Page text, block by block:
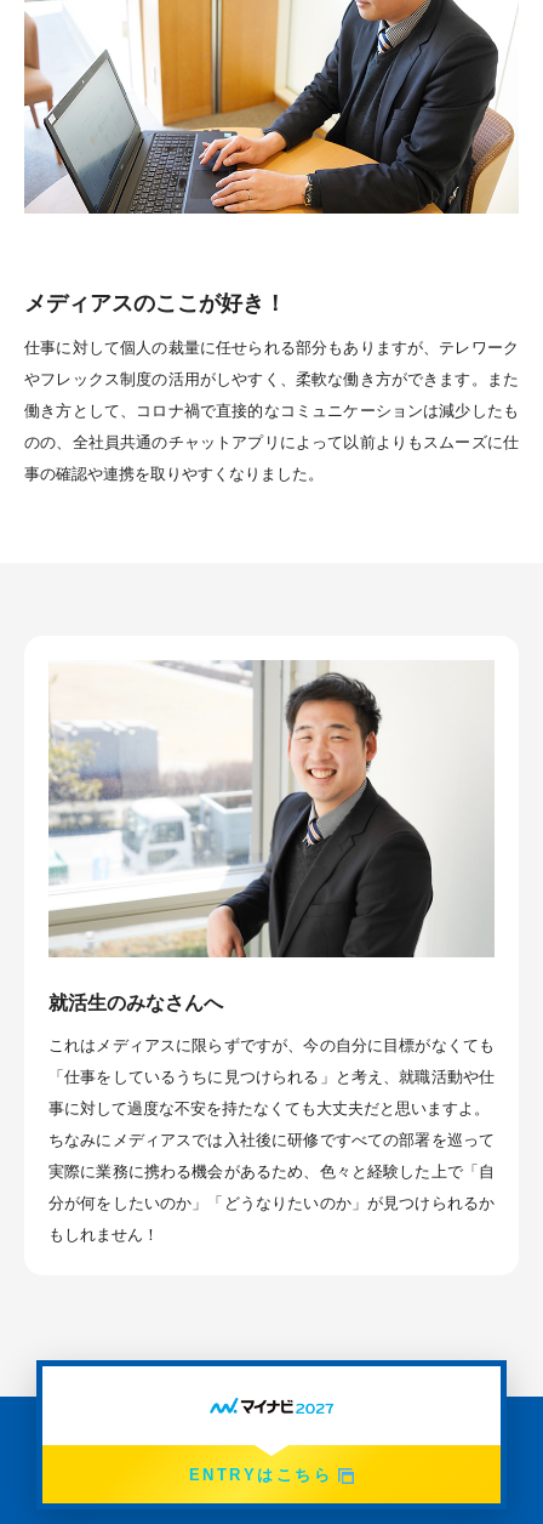
メディアスのここが好き！
仕事に対して個人の裁量に任せられる部分もありますが、テレワーク
やフレックス制度の活用がしやすく、柔軟な働き方ができます。また
働き方として、コロナ禍で直接的なコミュニケーションは減少したも
のの、全社員共通のチャットアプリによって以前よりもスムーズに仕
事の確認や連携を取りやすくなりました。
就活生のみなさんへ
これはメディアスに限らずですが、今の自分に目標がなくても
「仕事をしているうちに見つけられる」と考え、就職活動や仕
事に対して過度な不安を持たなくても大丈夫だと思いますよ。
ちなみにメディアスでは入社後に研修ですべての部署を巡って
実際に業務に携わる機会があるため、色々と経験した上で「自
分が何をしたいのか」「どうなりたいのか」が見つけられるか
もしれません！
ENTRYはこちら